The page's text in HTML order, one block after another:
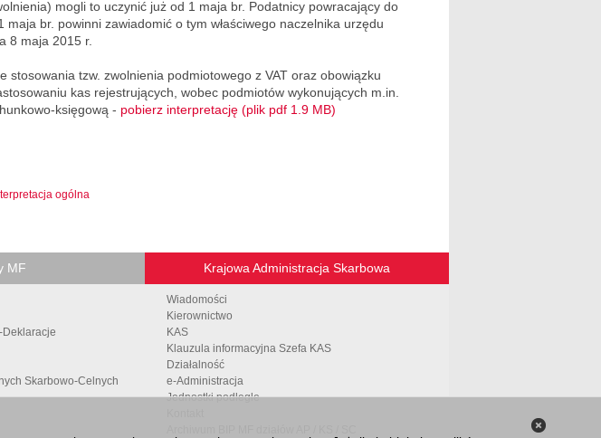
mogli to uczynić już od 1 maja br. Podatnicy powracający do
br. powinni zawiadomić o tym właściwego naczelnika urzędu
8 maja 2015 r.
stosowania tzw. zwolnienia podmiotowego z VAT oraz obowiązku
kas rejestrujących, wobec podmiotów wykonujących m.in.
księgową - pobierz interpretację (plik pdf 1.9 MB)
ogólna
MF
Deklaracje
Skarbowo-Celnych
Krajowa Administracja Skarbowa
Wiadomości
Kierownictwo
KAS
Klauzula informacyjna Szefa KAS
Działalność
e-Administracja
Jednostki podległe
Zamknij